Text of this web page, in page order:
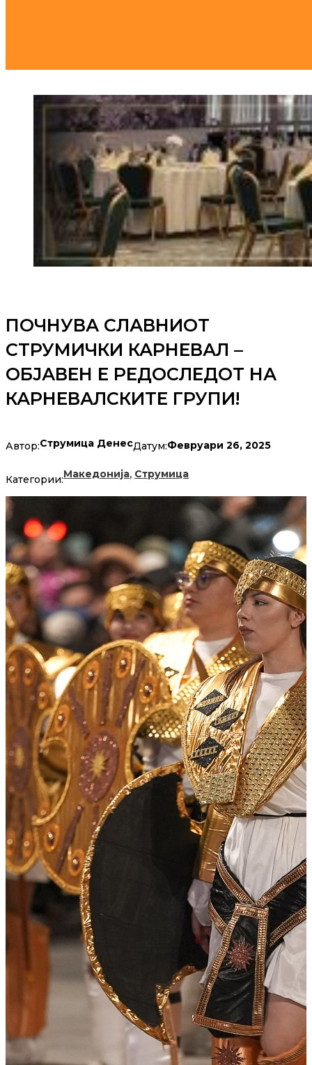
ПОЧНУВА СЛАВНИОТ
СТРУМИЧКИ КАРНЕВАЛ –
ОБЈАВЕН Е РЕДОСЛЕДОТ НА
КАРНЕВАЛСКИТЕ ГРУПИ!
Автор:Струмица ДенесДатум:Февруари 26, 2025
Категории:Македонија, Струмица